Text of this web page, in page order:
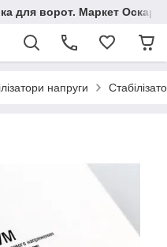
для ворот. Маркет Оскар.
напруги